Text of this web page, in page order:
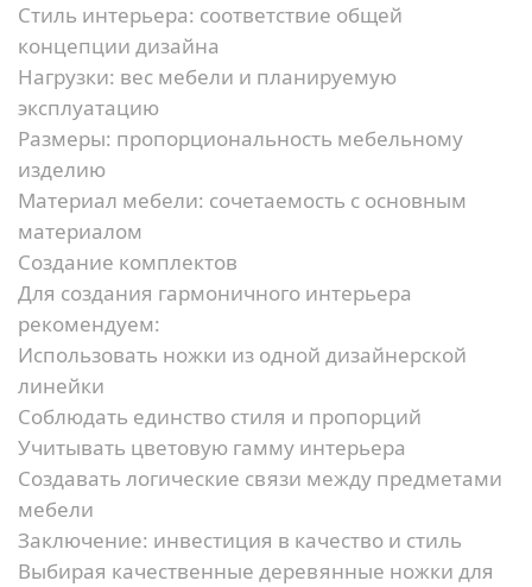
Стиль интерьера: соответствие общей
концепции дизайна
Нагрузки: вес мебели и планируемую
эксплуатацию
Размеры: пропорциональность мебельному
изделию
Материал мебели: сочетаемость с основным
материалом
Создание комплектов
Для создания гармоничного интерьера
рекомендуем:
Использовать ножки из одной дизайнерской
линейки
Соблюдать единство стиля и пропорций
Учитывать цветовую гамму интерьера
Создавать логические связи между предметами
мебели
Заключение: инвестиция в качество и стиль
Выбирая качественные деревянные ножки для